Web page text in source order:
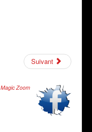
Suivant
Magic Zoom